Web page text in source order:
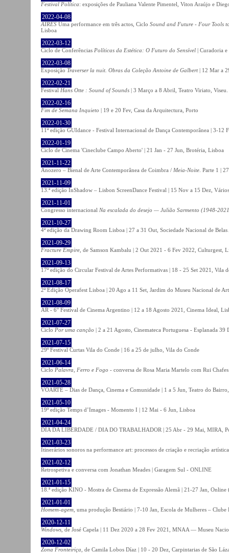
Festival Política: exposições de Pauliana Valente Pimentel, Viton Araújo e
2022-04-08
AIRES Uma performance em três actos, Ciclo Sound and Future - Four Tools
Lisboa
2022-03-12
Ciclo de Conferências Políticas da Estética: O Futuro do Sensível | Curadoria
2022-03-08
Exposição Traverser la nuit. Obras da Coleção Antoine de Galbert | 12 Mar a
2022-02-21
Festival Hans Otte : Sound of Sounds | 3 Março a 8 Abril, Teatro Viriato, Viseu.
2022-02-16
Fim de Semana Inquieto | 19 e 20 Fev, Casa da Arquitectura, Porto
2022-01-30
11ª edição GUIdance - Festival Internacional de Dança Contemporânea | 3-12
2022-01-19
Ciclo de Cinema 'Cineclube Campo Aberto' | 21 Jan - 27 Jun, Brotéria, Lisboa
2021-11-22
Anozero – Bienal de Arte Contemporânea de Coimbra / Meia-Noite . Parte 1 |
2021-11-09
13.ª edição InShadow – Lisbon ScreenDance Festival | 15 Nov a 15 Dez,
2021-11-01
Congresso internacional Na escalada do desejo — Julião Sarmento (1948-
2021-10-27
4ª edição da Drawing Room Lisboa | 27 a 31 Out, Sociedade Nacional de
2021-09-29
Fracture Empire , de Samson Kambalu | 2 Out 2021 - 6 Fev 2022, Culturgest,
2021-09-13
17ª edição do Circular Festival de Artes Performativas | 18 - 25 Set 2021, Vila
2021-08-17
2ª Edição Operafest Lisboa | 20 Ago a 11 Set, Jardim do Museu Nacional de
2021-08-09
AR - 6° Festival de Cinema Argentino | 12 a 18 Agosto 2021, Cinema Ideal,
2021-07-27
Ciclo Por uma canção | 2 a 21 Agosto, Cinemateca Portuguesa - Esplanada 39
2021-07-15
29º Festival Curtas Vila do Conde | 16 a 25 de julho, Vila do Conde
2021-06-14
Ciclo Palavra, Ferro e Fogo - conversa de Rosa Maria Martelo com Rui
2021-05-28
VOARTE – Dias de Dança, Cinema e Comunidade | 1 a 5 Jun, Teatro do
2021-05-10
19ª edição Temps d’Images - Momento I | 12 Mai - 6 Jun, Lisboa
2021-04-24
DIA DA LIBERDADE / DIA DO TRABALHADOR | 25 Abr - 29 Mai, MIRA,
2021-03-23
Itinerários sonoros na performance art: processos de criação e recriação
2021-02-12
Retrospetiva e conversa com Jonathan Meades | Garagem Sul - ONLINE
2021-01-15
18.ª edição KINO - Mostra de Cinema de Expressão Alemã | 21-27 Jan,
2021-01-01
Homem-agem , uma produção Bestiário | 7-10 Jan, Escola de Mulheres – Clube
2020-12-11
Windows , de José Capela | 11 Dez 2020 a 28 Fev 2021, MNAA — Museu
2020-12-02
Zona Fronteiriça , de Camila Lobos Díaz | 10 - 20 Dez, Carpintarias de São